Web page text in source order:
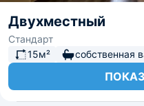
Двухместный
Стандарт
15м²
собственная